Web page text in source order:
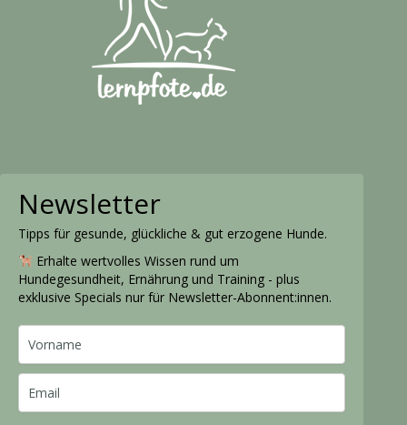
Newsletter
Tipps für gesunde, glückliche & gut erzogene Hunde.
Erhalte wertvolles Wissen rund um
Hundegesundheit, Ernährung und Training - plus
exklusive Specials nur für Newsletter-Abonnent:innen.